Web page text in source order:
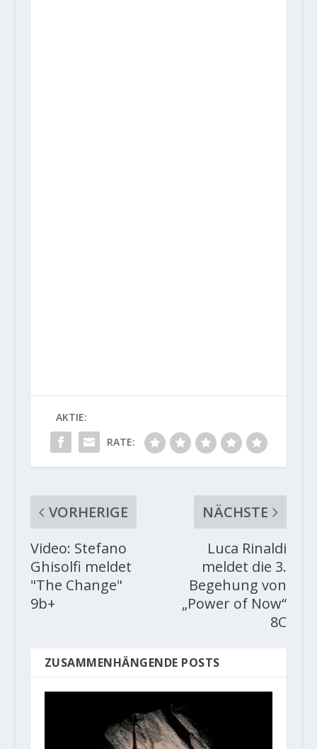
AKTIE:
RATE:
VORHERIGE
Video: Stefano
Ghisolfi meldet
"The Change"
9b+
NÄCHSTE
Luca Rinaldi
meldet die 3.
Begehung von
„Power of Now“
8C
ZUSAMMENHÄNGENDE POSTS